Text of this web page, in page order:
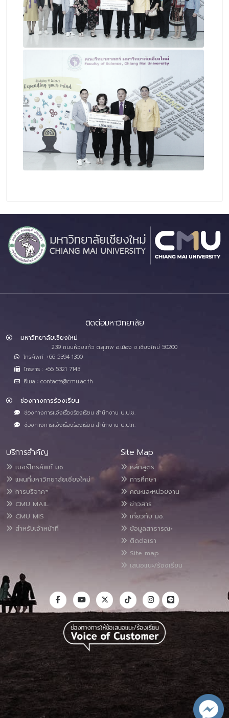
ติดต่อมหาวิทยาลัย
มหาวิทยาลัยเชียงใหม่
239 ถนนห้วยแก้ว ต.สุเทพ อ.เมือง จ.เชียงใหม่ 50200
โทรศัพท์ :+66 5394 1300
โทรสาร : +66 5321 7143
อีเมล : contacts@cmu.ac.th
ช่องทางการร้องเรียน
ช่องทางการแจ้งเรื่องร้องเรียน สำนักงาน ป.ป.ช.
ช่องทางการแจ้งเรื่องร้องเรียน สำนักงาน ป.ป.ท.
บริการสำคัญ
เบอร์โทรศัพท์ มช.
แผนที่มหาวิทยาลัยเชียงใหม่
การบริจาค*
CMU MAIL
CMU MIS
สำหรับเจ้าหน้าที่
Site Map
หลักสูตร
การศึกษา
คณะและหน่วยงาน
ข่าวสาร
เกี่ยวกับ มช.
ข้อมูลสาธารณะ
ติดต่อเรา
Site map
เสนอแนะ/ร้องเรียน